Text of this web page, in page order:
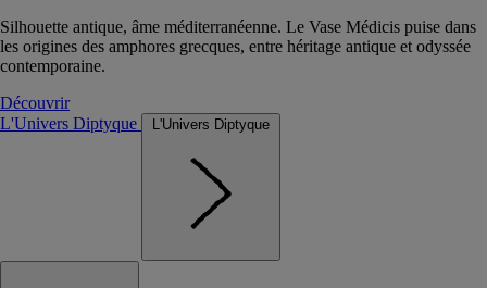
Silhouette antique, âme méditerranéenne. Le Vase Médicis puise dans
les origines des amphores grecques, entre héritage antique et odyssée
contemporaine.
Découvrir
L'Univers Diptyque
L'Univers Diptyque